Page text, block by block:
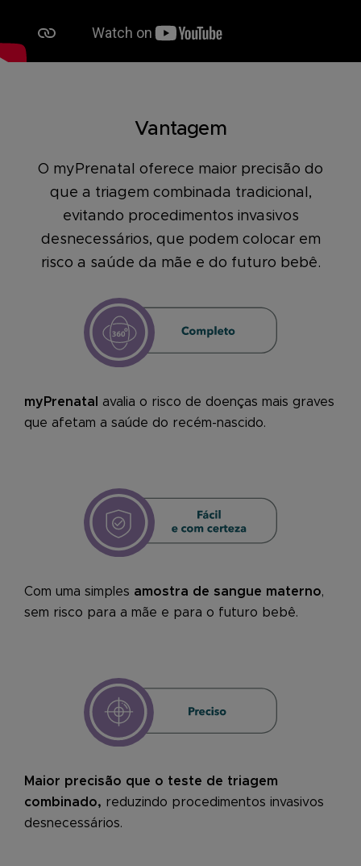
Vantagem
O myPrenatal oferece maior precisão do
que a triagem combinada tradicional,
evitando procedimentos invasivos
desnecessários, que podem colocar em
risco a saúde da mãe e do futuro bebê.
myPrenatal
avalia o risco de doenças mais graves
que afetam a saúde do recém-nascido.
Com uma simples amostra de sangue materno,
sem risco para a mãe e para o futuro bebê.
Maior precisão que o teste de triagem
combinado, reduzindo procedimentos invasivos
desnecessários.